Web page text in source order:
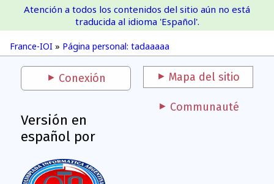
France-IOI
France-IOI » Página personal: tadaaaaa
Atención a todos los contenidos del sitio aún no está
traducida al idioma 'Español'.
Conexión Mapa del sitio
Versión en
español por
Communauté